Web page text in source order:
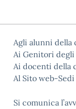
Agli alunni della
Ai Genitori degli
Ai docenti della
Al Sito web-Sedi
Si comunica